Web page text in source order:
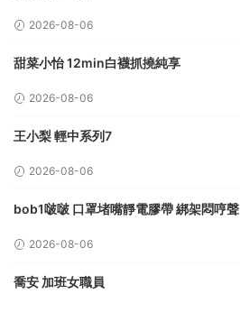
2026-08-06
甜菜小怡 12min白襪抓撓純享
2026-08-06
王小梨 輕中系列7
2026-08-06
bob1啵啵 口罩堵嘴靜電膠帶 綁架悶哼聲
2026-08-06
喬安 加班女職員